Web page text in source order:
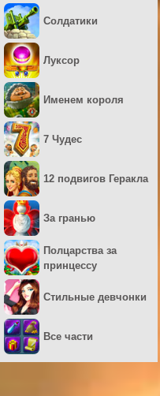
Солдатики
Луксор
Именем короля
7 Чудес
12 подвигов Геракла
За гранью
Полцарства за
принцессу
Стильные девчонки
Все части